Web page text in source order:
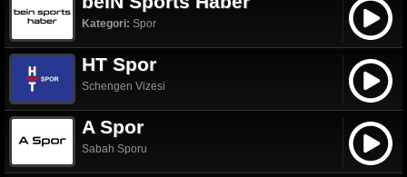
Kategori: Spor
HT Spor
Schengen Vizesi
A Spor
Sabah Sporu